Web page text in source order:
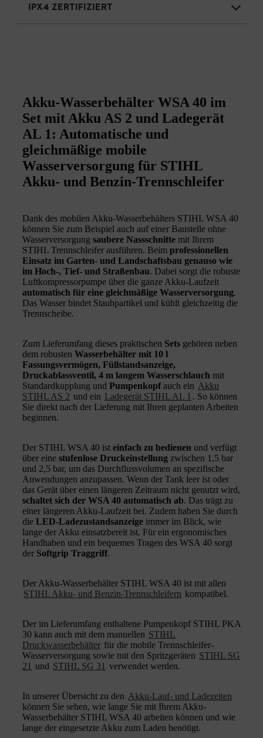
IPX4 ZERTIFIZIERT
Akku-Wasserbehälter WSA 40 im
Set mit Akku AS 2 und Ladegerät
AL 1: Automatische und
gleichmäßige mobile
Wasserversorgung für STIHL
Akku- und Benzin-Trennschleifer
Dank des mobilen Akku-Wasserbehälters STIHL WSA 40
können Sie zum Beispiel auch auf einer Baustelle ohne
Wasserversorgung saubere Nassschnitte mit Ihrem
STIHL Trennschleifer ausführen. Beim professionellen
Einsatz im Garten- und Landschaftsbau genauso wie
im Hoch-, Tief- und Straßenbau. Dabei sorgt die robuste
Luftkompressorpumpe über die ganze Akku-Laufzeit
automatisch für eine gleichmäßige Wasserversorgung.
Das Wasser bindet Staubpartikel und kühlt gleichzeitig die
Trennscheibe.
Zum Lieferumfang dieses praktischen Sets gehören neben
dem robusten Wasserbehälter mit 10 l
Fassungsvermögen, Füllstandsanzeige,
Druckablassventil, 4 m langem Wasserschlauch mit
Standardkupplung und Pumpenkopfauch ein Akku
STIHL AS 2 und ein Ladegerät STIHL AL 1 . So können
Sie direkt nach der Lieferung mit Ihren geplanten Arbeiten
beginnen.
Der STIHL WSA 40 ist einfach zu bedienen und verfügt
über eine stufenlose Druckeinstellung zwischen 1,5 bar
und 2,5 bar, um das Durchflussvolumen an spezifische
Anwendungen anzupassen. Wenn der Tank leer ist oder
das Gerät über einen längeren Zeitraum nicht genutzt wird,
schaltet sich der WSA 40 automatisch ab. Das trägt zu
einer längeren Akku-Laufzeit bei. Zudem haben Sie durch
die LED-Ladezustandsanzeige immer im Blick, wie
lange der Akku einsatzbereit ist. Für ein ergonomisches
Handhaben und ein bequemes Tragen des WSA 40 sorgt
der Softgrip Traggriff.
Der Akku-Wasserbehälter STIHL WSA 40 ist mit allen
STIHL Akku- und Benzin-Trennschleifern kompatibel.
Der im Lieferumfang enthaltene Pumpenkopf STIHL PKA
30 kann auch mit dem manuellen STIHL
Druckwasserbehälter für die mobile Trennschleifer-
Wasserversorgung sowie mit den Spritzgeräten STIHL SG
21 und STIHL SG 31 verwendet werden.
In unserer Übersicht zu den Akku-Lauf- und Ladezeiten
können Sie sehen, wie lange Sie mit Ihrem Akku-
Wasserbehälter STIHL WSA 40 arbeiten können und wie
lange der eingesetzte Akku zum Laden benötigt.